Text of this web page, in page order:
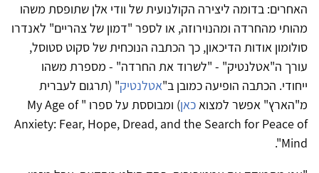
האחרים: בדומה ליצירה הקולנועית של וודי אלן שתופסת משהו
מהותי מהחרדה ומהנוירוזה, או לספר "דמון של צהריים" לאנדרו
סולומון אודות הדיכאון, כך הכתבה הנוכחית של סקוט סטוסל,
עורך ה"אטלנטיק" - "לשרוד את החרדה" - מספרת משהו
ייחודי. הכתבה הופיעה כמובן ב"אטלנטיק" (תרגום לעברית
מ"הארץ" אפשר למצואכאן) ומבוססת על ספרו "My Age of
Anxiety: Fear, Hope, Dread, and the Search for Peace of
Mind
".